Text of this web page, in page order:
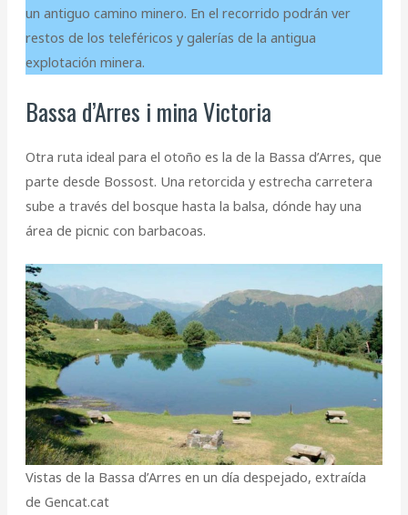
un antiguo camino minero. En el recorrido podrán ver
restos de los teleféricos y galerías de la antigua
explotación minera.
Bassa d’Arres i mina Victoria
Otra ruta ideal para el otoño es la de la Bassa d’Arres, que
parte desde Bossost. Una retorcida y estrecha carretera
sube a través del bosque hasta la balsa, dónde hay una
área de picnic con barbacoas.
Vistas de la Bassa d’Arres en un día despejado, extraída
de Gencat.cat